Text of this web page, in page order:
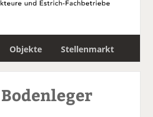
Objekte Stellenmarkt
c